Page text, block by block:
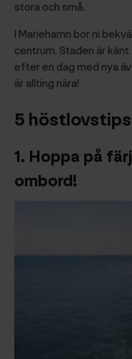
stora och små.
I Mariehamn bor ni
centrum. Staden är
efter en dag med nya
är allting nära!
5
1. Hoppa på
ombord!